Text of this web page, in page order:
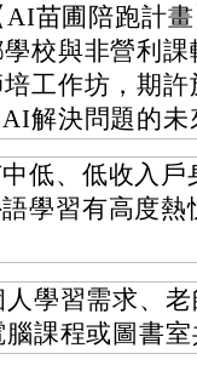
苗圃陪跑計
校與非營利課
工作坊，期
解決問題的未
低、低收入戶
學習有高度
學習需求、
課程或圖書室